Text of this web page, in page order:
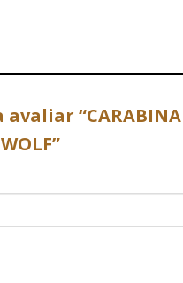
“CARABINA